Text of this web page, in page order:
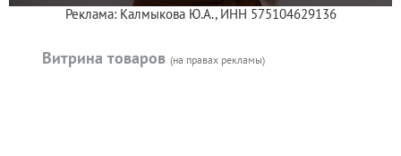
Реклама: Калмыкова Ю.А., ИНН 575104629136
Витрина товаров (на правах рекламы)